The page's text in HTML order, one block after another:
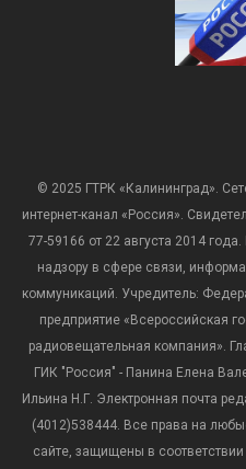
© 2025 ГТРК «Калининград».
интернет-канал «Россия».
77-59166 от 22 августа 2014
надзору в сфере связи,
коммуникаций. Учредитель:
предприятие «Всероссийская
радиовещательная компания».
ГИК "Россия" - Панина Елена
Ильина Н.Г. Электронная почта
(4012)538444. Все права на
сайте, защищены в